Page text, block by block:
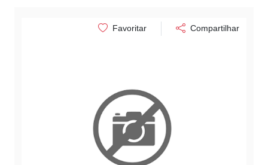
Favoritar Compartilhar